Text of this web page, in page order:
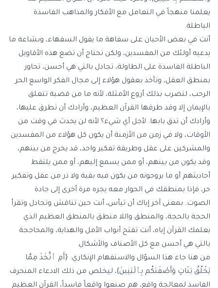
يعلمنا منهجاً في التعامل مع الأفكار والمذاهب الفاسدة
الباطلة.
أنت في بعض الأحيان على سفاهة ما يقول السفهاء، وبشاعة ما
يدعيه أولئك من المفسدين، ولكن تحتاج أن تضع هذه الأقاويل
الباطلة الفاسدة على الطاولة، تجادل بالتي هي أحسن، تحاور
بمنطق العقل، وتأخذ بعقول هؤلاء إلى مجال الفكر الواسع الحر
الرحب، لتضرب بذلك أروع الأمثلة، لأنه ما من قضية تتعلق
بالإيمان إلا وقد طرقها القرآن العظيم، وأرادك أن تطرق عليها،
وأرادك أن تدق بابها. لأجل أي شيء؟ لأنه لن يحدث في وقت من
الأوقات، ولا في زمن من الأزمنة أن يكون كل هؤلاء من المفسدين
والمشركين على عقل وطريقة تفكير واحد، قد يخرج من بينهم،
وقد يكون من بينهم، أو ممن يسمع إليهم، أو ممن يلتقط
أحاديثهم أو ما يروجونه من يكون فيه بقية ولا ذر من عقل وتفكير
حر، فإذا بمنطقك في الحوار معه يجره مرة أخرى إلى جادة
الصوت. بمعنى آخر إياك أن تيأس، أنت حين تناقش وتجادل وتقرأ
الحجة بالحجة، والمنطق واللا منطق بالمنطق العظيم الذي
يعلمك القرآن إياه، أنت تفتح أبواب الأمل والهداية، والمحاججة
بالتي هي أحسن مع كل الأصناف والأشكال.
من هنا جاء هذا السؤال والاستفهام الإنكاري: {أَمِ ٱتَّخَذَ مِمَّا
يَخْلُقُ بَنَاتٍ وَأَصْفَىٰكُم بِٱلْبَنِينَ}، ليخلص من ذلك الادعاء المنحرف
الفاسد لمعالجة واقع، هم صنعوا واقعاً فاسداً، القرآن العظيم